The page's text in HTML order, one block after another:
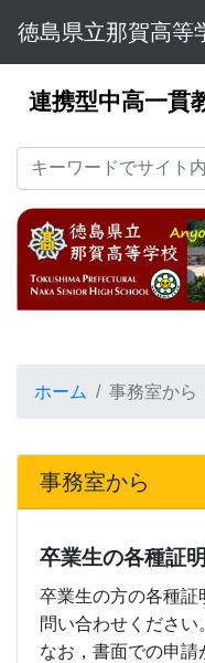
連携型中高一貫
ホーム 事務室から
事務室から
卒業生の各種証
卒業生の方の各種証
問い合わせください
なお，書面での申請